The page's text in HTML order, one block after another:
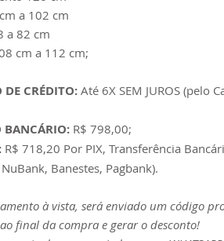
a 102 cm
a 82 cm
cm a 112 cm;
DE CRÉDITO: Até 6X SEM JUROS (pelo
BANCÁRIO: R$ 798,00;
R$ 718,20 Por PIX, Transferência
Banestes, Pagbank).
à vista, será enviado um código
final da compra e gerar o desconto!